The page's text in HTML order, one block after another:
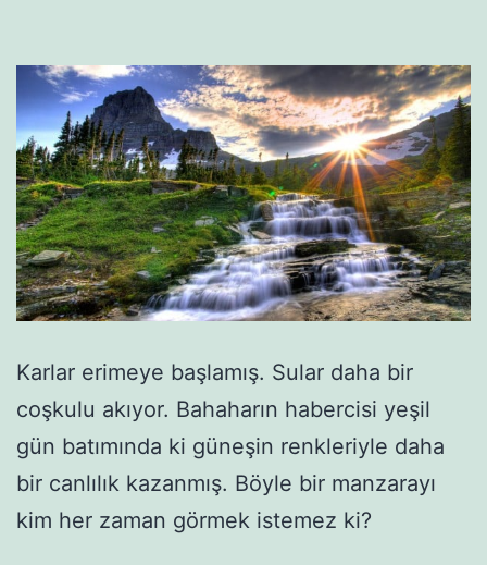
Karlar erimeye başlamış. Sular daha bir
coşkulu akıyor. Bahaharın habercisi yeşil
gün batımında ki güneşin renkleriyle daha
bir canlılık kazanmış. Böyle bir manzarayı
kim her zaman görmek istemez ki?